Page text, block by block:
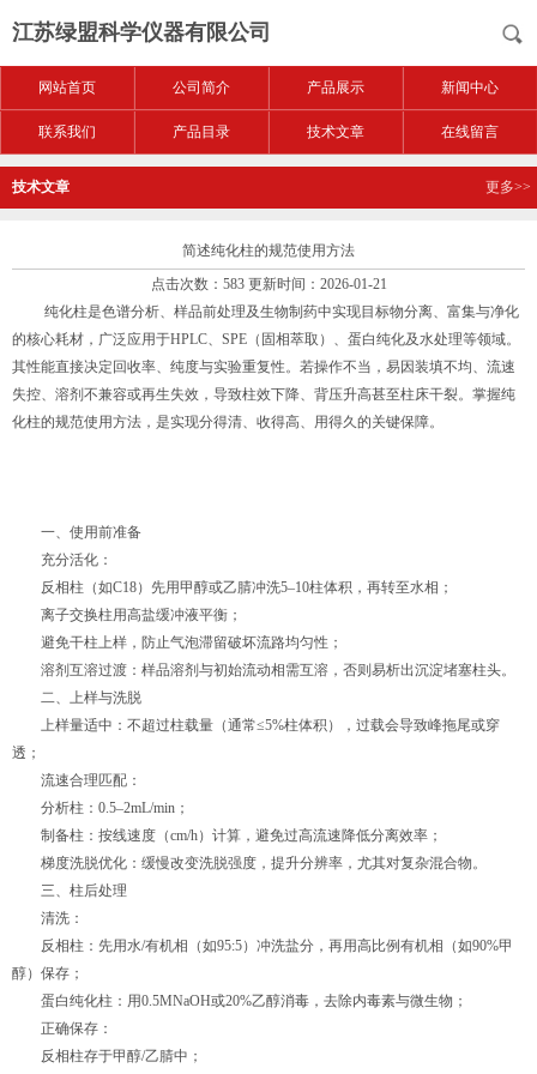
江苏绿盟科学仪器有限公司
网站首页 公司简介 产品展示 新闻中心
联系我们 产品目录 技术文章 在线留言
技术文章 更多>>
简述纯化柱的规范使用方法
点击次数：583 更新时间：2026-01-21
纯化柱是色谱分析、样品前处理及生物制药中实现目标物分离、富集与净化
的核心耗材，广泛应用于HPLC、SPE（固相萃取）、蛋白纯化及水处理等领域。
其性能直接决定回收率、纯度与实验重复性。若操作不当，易因装填不均、流速
失控、溶剂不兼容或再生失效，导致柱效下降、背压升高甚至柱床干裂。掌握纯
化柱的规范使用方法，是实现分得清、收得高、用得久的关键保障。
一、使用前准备
充分活化：
反相柱（如C18）先用甲醇或乙腈冲洗5–10柱体积，再转至水相；
离子交换柱用高盐缓冲液平衡；
避免干柱上样，防止气泡滞留破坏流路均匀性；
溶剂互溶过渡：样品溶剂与初始流动相需互溶，否则易析出沉淀堵塞柱头。
二、上样与洗脱
上样量适中：不超过柱载量（通常≤5%柱体积），过载会导致峰拖尾或穿
透；
流速合理匹配：
分析柱：0.5–2mL/min；
制备柱：按线速度（cm/h）计算，避免过高流速降低分离效率；
梯度洗脱优化：缓慢改变洗脱强度，提升分辨率，尤其对复杂混合物。
三、柱后处理
清洗：
反相柱：先用水/有机相（如95:5）冲洗盐分，再用高比例有机相（如90%甲
醇）保存；
蛋白纯化柱：用0.5MNaOH或20%乙醇消毒，去除内毒素与微生物；
正确保存：
反相柱存于甲醇/乙腈中；